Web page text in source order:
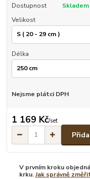
Dostupnost
Skladem
Velikost
Délka
Nejsme plátci DPH
1 169 Kč/set
V prvním kroku
krku.Jak správně